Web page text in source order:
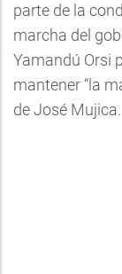
parte de la
marcha del
Yamandú Orsi
mantener “la
de José Mujica.